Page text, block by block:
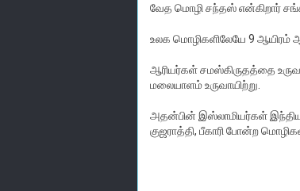
வேத மொழி சந்தஸ் என்கிறார்
உலக மொழிகளிலேயே 9 ஆயிரம்
ஆரியர்கள் சமஸ்கிருதத்தை
மலையாளம் உருவாயிற்று.
அதன்பின் இஸ்லாமியர்கள்
குஜராத்தி, பீகாரி போன்ற